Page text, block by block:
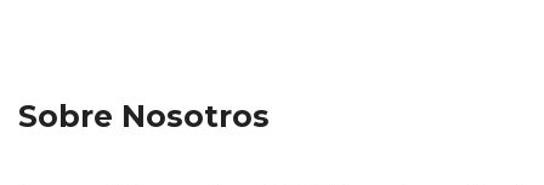
Sobre Nosotros